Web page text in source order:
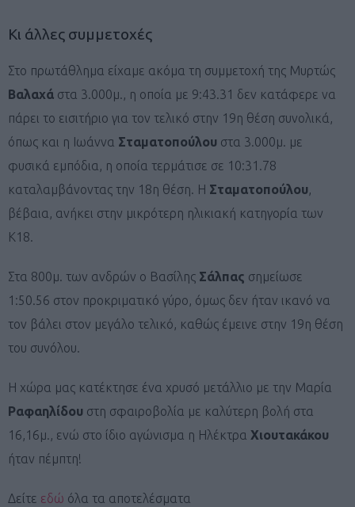
Κι άλλες συμμετοχές
Στο πρωτάθλημα είχαμε ακόμα τη συμμετοχή της Μυρτώς
Βαλαχά στα 3.000μ., η οποία με 9:43.31 δεν κατάφερε να
πάρει το εισιτήριο για τον τελικό στην 19η θέση συνολικά,
όπως και η Ιωάννα Σταματοπούλου στα 3.000μ. με
φυσικά εμπόδια, η οποία τερμάτισε σε 10:31.78
καταλαμβάνοντας την 18η θέση. Η Σταματοπούλου,
βέβαια, ανήκει στην μικρότερη ηλικιακή κατηγορία των
Κ18.
Στα 800μ. των ανδρών ο Βασίλης Σάλπας σημείωσε
1:50.56 στον προκριματικό γύρο, όμως δεν ήταν ικανό να
τον βάλει στον μεγάλο τελικό, καθώς έμεινε στην 19η θέση
του συνόλου.
Η χώρα μας κατέκτησε ένα χρυσό μετάλλιο με την Μαρία
Ραφαηλίδου στη σφαιροβολία με καλύτερη βολή στα
16,16μ., ενώ στο ίδιο αγώνισμα η Ηλέκτρα Χιουτακάκου
ήταν πέμπτη!
Δείτε εδώ όλα τα αποτελέσματα